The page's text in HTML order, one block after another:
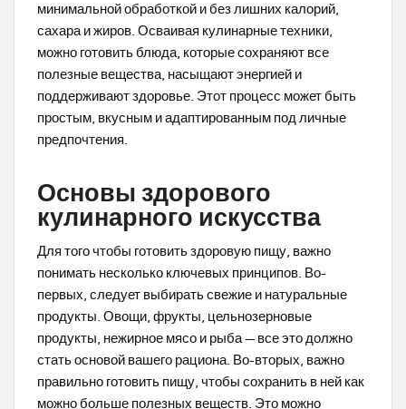
минимальной обработкой и без лишних калорий,
сахара и жиров. Осваивая кулинарные техники,
можно готовить блюда, которые сохраняют все
полезные вещества, насыщают энергией и
поддерживают здоровье. Этот процесс может быть
простым, вкусным и адаптированным под личные
предпочтения.
Основы здорового
кулинарного искусства
Для того чтобы готовить здоровую пищу, важно
понимать несколько ключевых принципов. Во-
первых, следует выбирать свежие и натуральные
продукты. Овощи, фрукты, цельнозерновые
продукты, нежирное мясо и рыба — все это должно
стать основой вашего рациона. Во-вторых, важно
правильно готовить пищу, чтобы сохранить в ней как
можно больше полезных веществ. Это можно